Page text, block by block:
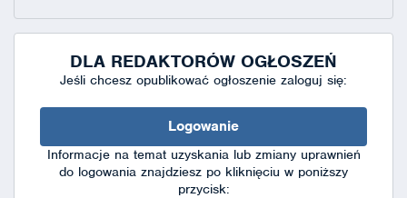
DLA REDAKTORÓW OGŁOSZEŃ
Jeśli chcesz opublikować ogłoszenie zaloguj się:
Logowanie
Informacje na temat uzyskania lub zmiany uprawnień
do logowania znajdziesz po kliknięciu w poniższy
przycisk: